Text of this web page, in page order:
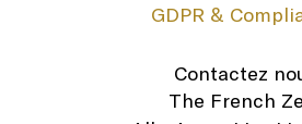
GDPR &
Contactez
The French